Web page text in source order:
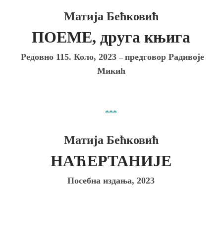
Матија Бећковић
ПОЕМЕ, друга књига
Редовно 115. Коло, 2023 ‒ предговор Радивоје
Микић
***
Матија Бећковић
НАЋЕРТАНИЈЕ
Посебна издања, 2023